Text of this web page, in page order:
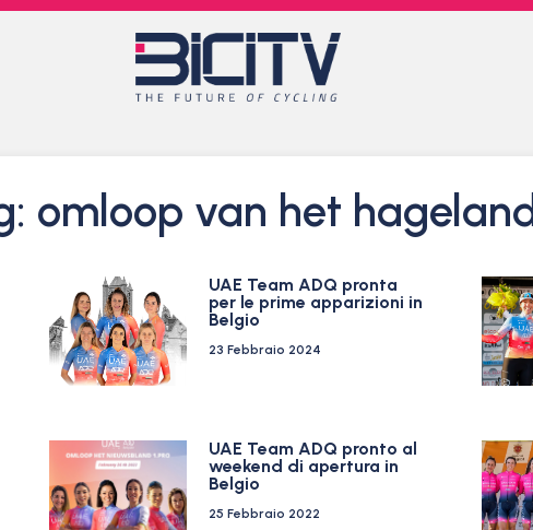
omloop van het hageland
UAE Team ADQ pronta
per le prime apparizioni in
Belgio
23 Febbraio 2024
UAE Team ADQ pronto al
weekend di apertura in
Belgio
25 Febbraio 2022